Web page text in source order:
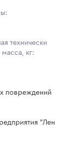
технически
кг:
повреждений
"Лен